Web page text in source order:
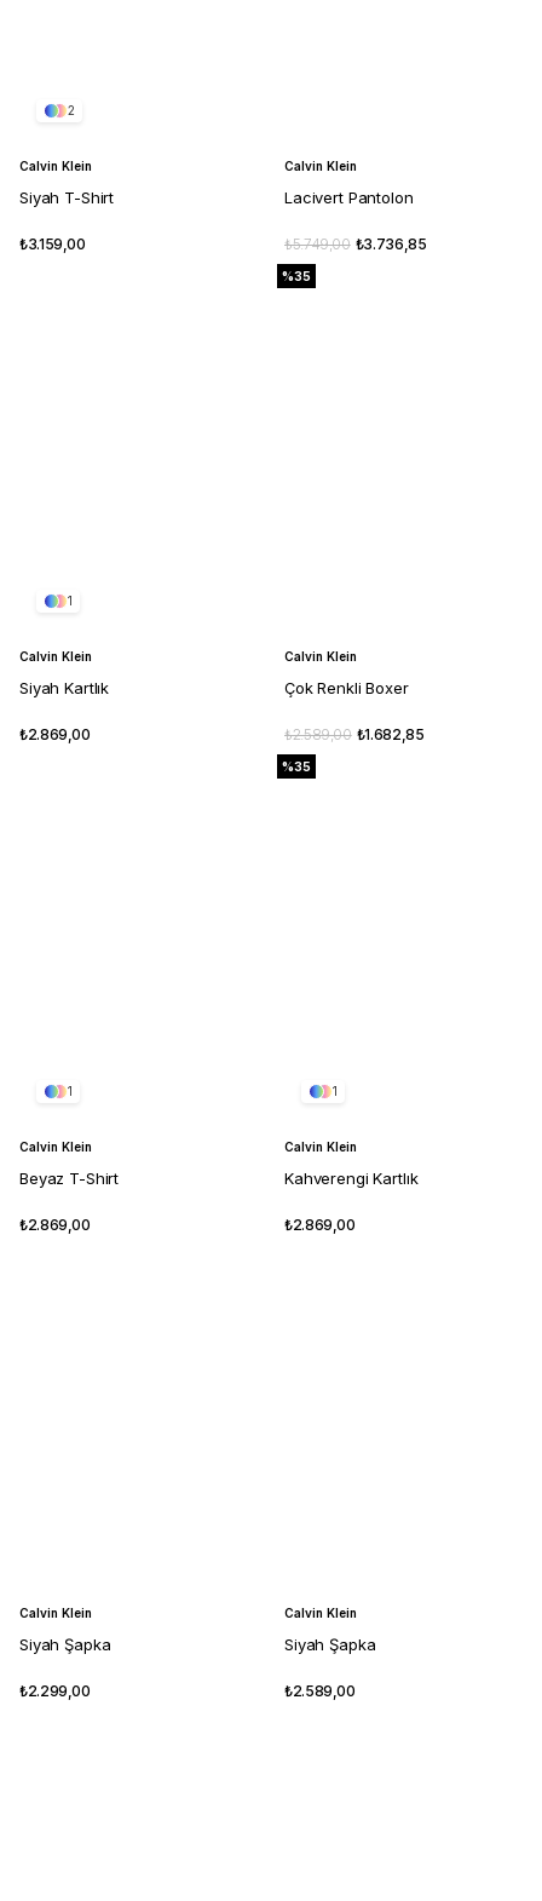
2
Calvin Klein
Siyah T-Shirt
₺3.159,00
Calvin Klein
Lacivert Pantolon
₺3.736,85
₺5.749,00
%35
1
Calvin Klein
Siyah Kartlık
₺2.869,00
Calvin Klein
Çok Renkli Boxer
₺1.682,85
₺2.589,00
%35
1
Calvin Klein
Beyaz T-Shirt
₺2.869,00
1
Calvin Klein
Kahverengi Kartlık
₺2.869,00
Calvin Klein
Siyah Şapka
₺2.299,00
Calvin Klein
Siyah Şapka
₺2.589,00